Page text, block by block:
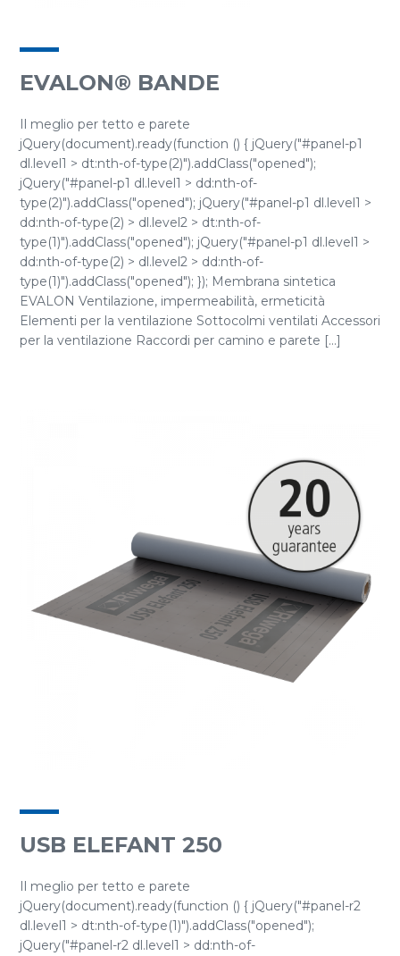
EVALON® BANDE
Il meglio per tetto e parete
jQuery(document).ready(function () { jQuery("#panel-p1
dl.level1 > dt:nth-of-type(2)").addClass("opened");
jQuery("#panel-p1 dl.level1 > dd:nth-of-
type(2)").addClass("opened"); jQuery("#panel-p1 dl.level1 >
dd:nth-of-type(2) > dl.level2 > dt:nth-of-
type(1)").addClass("opened"); jQuery("#panel-p1 dl.level1 >
dd:nth-of-type(2) > dl.level2 > dd:nth-of-
type(1)").addClass("opened"); }); Membrana sintetica
EVALON Ventilazione, impermeabilità, ermeticità
Elementi per la ventilazione Sottocolmi ventilati Accessori
per la ventilazione Raccordi per camino e parete [...]
USB ELEFANT 250
Il meglio per tetto e parete
jQuery(document).ready(function () { jQuery("#panel-r2
dl.level1 > dt:nth-of-type(1)").addClass("opened");
jQuery("#panel-r2 dl.level1 > dd:nth-of-